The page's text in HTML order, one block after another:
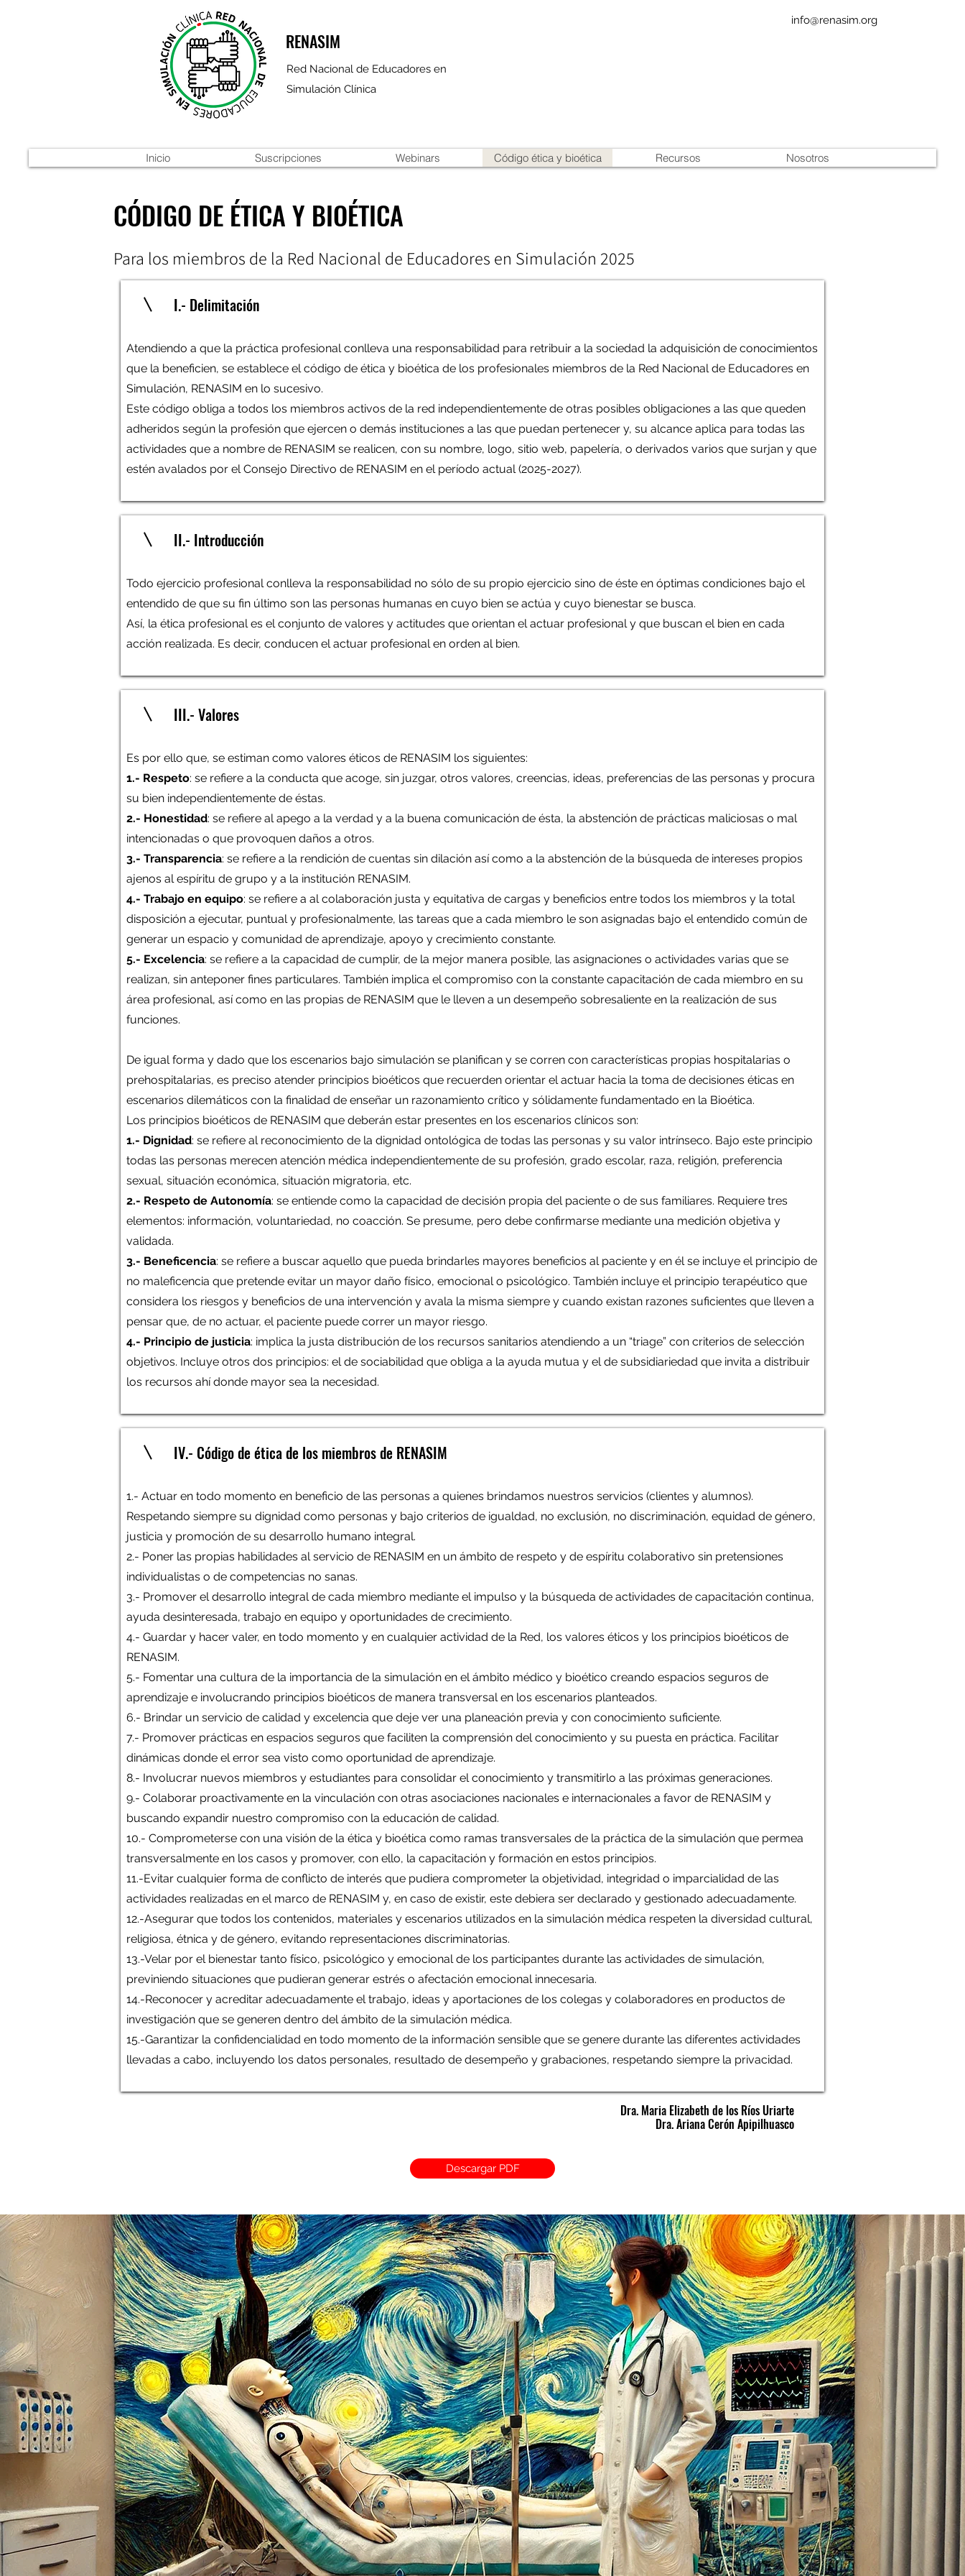
RENASIM
Red Nacional de Educadores en
Simulación Clínica
info@renasim.org
Inicio Suscripciones Webinars Código ética y bioética Recursos Nosotros
CÓDIGO DE ÉTICA Y BIOÉTICA
Para los miembros de la Red Nacional de Educadores en Simulación 2025
I.- Delimitación
Atendiendo a que la práctica profesional conlleva una responsabilidad para retribuir a la sociedad la adquisición de conocimientos
que la beneficien, se establece el código de ética y bioética de los profesionales miembros de la Red Nacional de Educadores en
Simulación, RENASIM en lo sucesivo.
Este código obliga a todos los miembros activos de la red independientemente de otras posibles obligaciones a las que queden
adheridos según la profesión que ejercen o demás instituciones a las que puedan pertenecer y, su alcance aplica para todas las
actividades que a nombre de RENASIM se realicen, con su nombre, logo, sitio web, papelería, o derivados varios que surjan y que
estén avalados por el Consejo Directivo de RENASIM en el período actual (2025-2027).
II.- Introducción
Todo ejercicio profesional conlleva la responsabilidad no sólo de su propio ejercicio sino de éste en óptimas condiciones bajo el
entendido de que su fin último son las personas humanas en cuyo bien se actúa y cuyo bienestar se busca.
Así, la ética profesional es el conjunto de valores y actitudes que orientan el actuar profesional y que buscan el bien en cada
acción realizada. Es decir, conducen el actuar profesional en orden al bien.
III.- Valores
Es por ello que, se estiman como valores éticos de RENASIM los siguientes:
1.- Respeto: se refiere a la conducta que acoge, sin juzgar, otros valores, creencias, ideas, preferencias de las personas y procura
su bien independientemente de éstas.
2.- Honestidad: se refiere al apego a la verdad y a la buena comunicación de ésta, la abstención de prácticas maliciosas o mal
intencionadas o que provoquen daños a otros.
3.- Transparencia: se refiere a la rendición de cuentas sin dilación así como a la abstención de la búsqueda de intereses propios
ajenos al espíritu de grupo y a la institución RENASIM.
4.- Trabajo en equipo: se refiere a al colaboración justa y equitativa de cargas y beneficios entre todos los miembros y la total
disposición a ejecutar, puntual y profesionalmente, las tareas que a cada miembro le son asignadas bajo el entendido común de
generar un espacio y comunidad de aprendizaje, apoyo y crecimiento constante.
5.- Excelencia: se refiere a la capacidad de cumplir, de la mejor manera posible, las asignaciones o actividades varias que se
realizan, sin anteponer fines particulares. También implica el compromiso con la constante capacitación de cada miembro en su
área profesional, así como en las propias de RENASIM que le lleven a un desempeño sobresaliente en la realización de sus
funciones.
De igual forma y dado que los escenarios bajo simulación se planifican y se corren con características propias hospitalarias o
prehospitalarias, es preciso atender principios bioéticos que recuerden orientar el actuar hacia la toma de decisiones éticas en
escenarios dilemáticos con la finalidad de enseñar un razonamiento crítico y sólidamente fundamentado en la Bioética.
Los principios bioéticos de RENASIM que deberán estar presentes en los escenarios clínicos son:
1.- Dignidad: se refiere al reconocimiento de la dignidad ontológica de todas las personas y su valor intrínseco. Bajo este principio
todas las personas merecen atención médica independientemente de su profesión, grado escolar, raza, religión, preferencia
sexual, situación económica, situación migratoria, etc.
2.- Respeto de Autonomía: se entiende como la capacidad de decisión propia del paciente o de sus familiares. Requiere tres
elementos: información, voluntariedad, no coacción. Se presume, pero debe confirmarse mediante una medición objetiva y
validada.
3.- Beneficencia: se refiere a buscar aquello que pueda brindarles mayores beneficios al paciente y en él se incluye el principio de
no maleficencia que pretende evitar un mayor daño físico, emocional o psicológico. También incluye el principio terapéutico que
considera los riesgos y beneficios de una intervención y avala la misma siempre y cuando existan razones suficientes que lleven a
pensar que, de no actuar, el paciente puede correr un mayor riesgo.
4.- Principio de justicia: implica la justa distribución de los recursos sanitarios atendiendo a un “triage” con criterios de selección
objetivos. Incluye otros dos principios: el de sociabilidad que obliga a la ayuda mutua y el de subsidiariedad que invita a distribuir
los recursos ahí donde mayor sea la necesidad.
IV.- Código de ética de los miembros de RENASIM
1.- Actuar en todo momento en beneficio de las personas a quienes brindamos nuestros servicios (clientes y alumnos).
Respetando siempre su dignidad como personas y bajo criterios de igualdad, no exclusión, no discriminación, equidad de género,
justicia y promoción de su desarrollo humano integral.
2.- Poner las propias habilidades al servicio de RENASIM en un ámbito de respeto y de espíritu colaborativo sin pretensiones
individualistas o de competencias no sanas.
3.- Promover el desarrollo integral de cada miembro mediante el impulso y la búsqueda de actividades de capacitación continua,
ayuda desinteresada, trabajo en equipo y oportunidades de crecimiento.
4.- Guardar y hacer valer, en todo momento y en cualquier actividad de la Red, los valores éticos y los principios bioéticos de
RENASIM.
5.- Fomentar una cultura de la importancia de la simulación en el ámbito médico y bioético creando espacios seguros de
aprendizaje e involucrando principios bioéticos de manera transversal en los escenarios planteados.
6.- Brindar un servicio de calidad y excelencia que deje ver una planeación previa y con conocimiento suficiente.
7.- Promover prácticas en espacios seguros que faciliten la comprensión del conocimiento y su puesta en práctica. Facilitar
dinámicas donde el error sea visto como oportunidad de aprendizaje.
8.- Involucrar nuevos miembros y estudiantes para consolidar el conocimiento y transmitirlo a las próximas generaciones.
9.- Colaborar proactivamente en la vinculación con otras asociaciones nacionales e internacionales a favor de RENASIM y
buscando expandir nuestro compromiso con la educación de calidad.
10.- Comprometerse con una visión de la ética y bioética como ramas transversales de la práctica de la simulación que permea
transversalmente en los casos y promover, con ello, la capacitación y formación en estos principios.
11.-Evitar cualquier forma de conflicto de interés que pudiera comprometer la objetividad, integridad o imparcialidad de las
actividades realizadas en el marco de RENASIM y, en caso de existir, este debiera ser declarado y gestionado adecuadamente.
12.-Asegurar que todos los contenidos, materiales y escenarios utilizados en la simulación médica respeten la diversidad cultural,
religiosa, étnica y de género, evitando representaciones discriminatorias.
13.-Velar por el bienestar tanto físico, psicológico y emocional de los participantes durante las actividades de simulación,
previniendo situaciones que pudieran generar estrés o afectación emocional innecesaria.
14.-Reconocer y acreditar adecuadamente el trabajo, ideas y aportaciones de los colegas y colaboradores en productos de
investigación que se generen dentro del ámbito de la simulación médica.
15.-Garantizar la confidencialidad en todo momento de la información sensible que se genere durante las diferentes actividades
llevadas a cabo, incluyendo los datos personales, resultado de desempeño y grabaciones, respetando siempre la privacidad.
Dra. Maria Elizabeth de los Ríos Uriarte
Dra. Ariana Cerón Apipilhuasco
Descargar PDF